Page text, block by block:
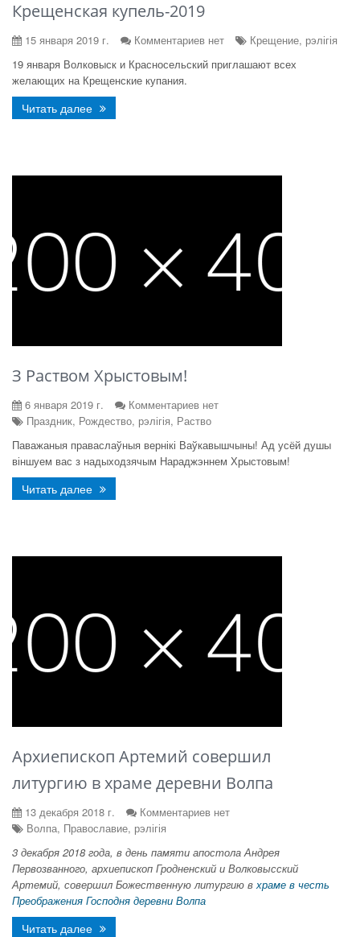
Крещенская купель-2019
15 января 2019 г. Комментариев нет
Крещение, рэлігія
19 января Волковыск и Красносельский приглашают всех
желающих на Крещенские купания.
Читать далее
З Раством Хрыстовым!
6 января 2019 г.
Комментариев нет
Праздник, Рождество, рэлігія, Раство
Паважаныя праваслаўныя вернікі Ваўкавышчыны! Ад усёй душы
віншуем вас з надыходзячым Нараджэннем Хрыстовым!
Читать далее
Архиепископ Артемий совершил
литургию в храме деревни Волпа
13 декабря 2018 г.
Комментариев нет
Волпа, Православие, рэлігія
3 декабря 2018 года, в день памяти апостола Андрея
Первозванного, архиепископ Гродненский и Волковысский
Артемий, совершил Божественную литургию вхраме в честь
Преображения Господня деревни Волпа
Читать далее